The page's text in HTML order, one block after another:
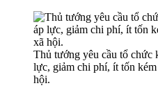
Thủ tướng yêu cầu tổ chức
lực, giảm chi phí, ít tốn
hội.